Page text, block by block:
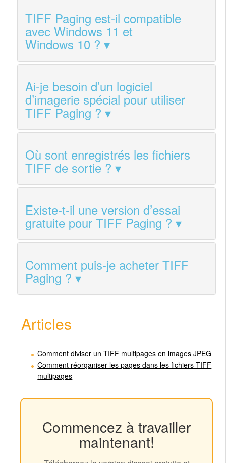
TIFF Paging est‑il compatible
avec Windows 11 et
Windows 10 ?
Ai‑je besoin d’un logiciel
d’imagerie spécial pour utiliser
TIFF Paging ?
Où sont enregistrés les fichiers
TIFF de sortie ?
Existe‑t‑il une version d’essai
gratuite pour TIFF Paging ?
Comment puis‑je acheter TIFF
Paging ?
Articles
Comment diviser un TIFF multipages en images JPEG
Comment réorganiser les pages dans les fichiers TIFF
multipages
Commencez à travailler
maintenant!